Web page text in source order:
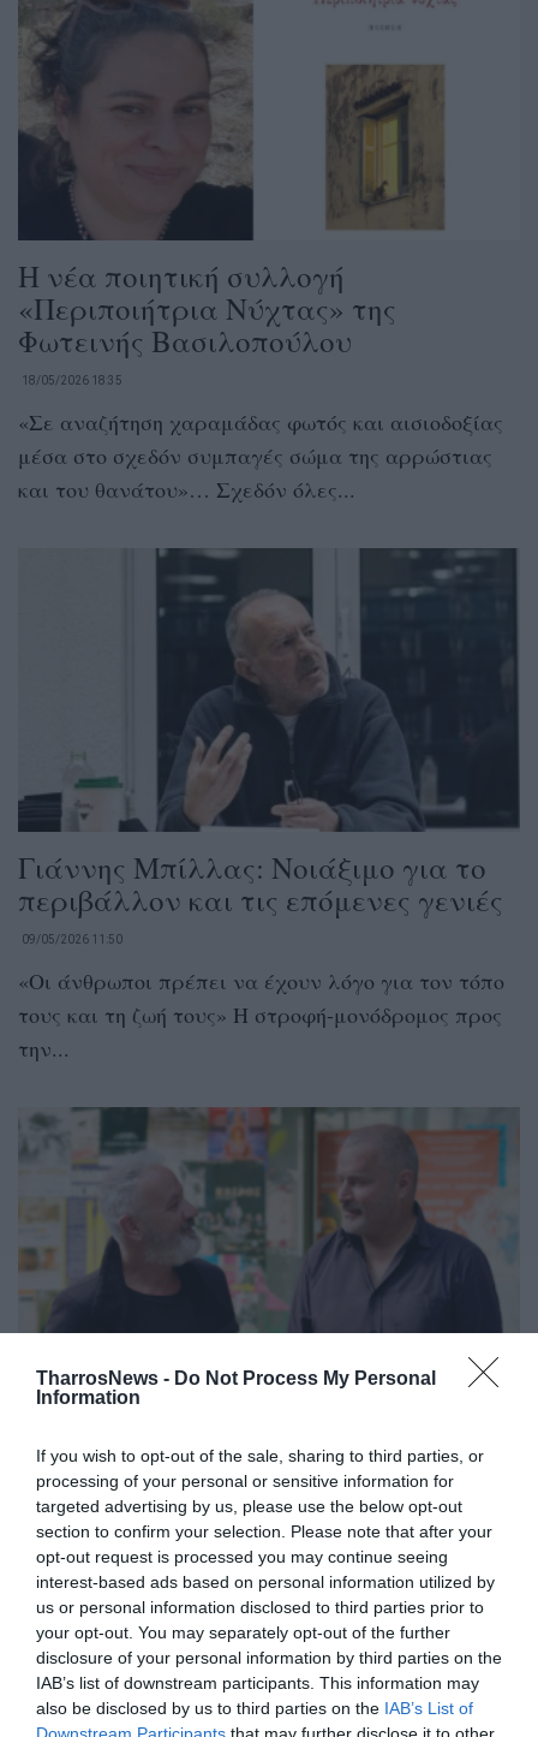
TharrosNews - Do Not Process My Personal
Information
If you wish to opt-out of the sale, sharing to third parties, or
processing of your personal or sensitive information for
targeted advertising by us, please use the below opt-out
section to confirm your selection. Please note that after your
opt-out request is processed you may continue seeing
interest-based ads based on personal information utilized by
us or personal information disclosed to third parties prior to
your opt-out. You may separately opt-out of the further
disclosure of your personal information by third parties on the
IAB’s list of downstream participants. This information may
also be disclosed by us to third parties on the IAB’s List of
Downstream Participants that may further disclose it to other
Η νέα ποιητική συλλογή
«Περιποιήτρια Νύχτας» της
Φωτεινής Βασιλοπούλου
18/05/2026 18:35
«Σε αναζήτηση χαραμάδας φωτός και αισιοδοξίας
μέσα στο σχεδόν συμπαγές σώμα της αρρώστιας
και του θανάτου»… Σχεδόν όλες...
Γιάννης Μπίλλας: Νοιάξιμο για το
περιβάλλον και τις επόμενες γενιές
09/05/2026 11:50
«Οι άνθρωποι πρέπει να έχουν λόγο για τον τόπο
τους και τη ζωή τους» Η στροφή-μονόδρομος προς
την...
ανταλλαγή ενέργειας και
συναισθήματος που κάνει κάθε
βραδιά μοναδική»
22/04/2026 19:00
Διπλή συναυλία στο Πνευματικό Κέντρο την
Παρασκευή και το Σάββατο Μια συναυλία του
αγαπημένου τραγουδιστή και συνθέτη Χρήστου...